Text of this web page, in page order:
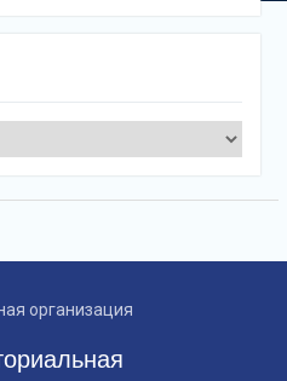
организация